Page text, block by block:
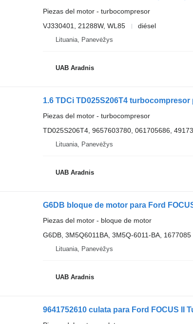
Piezas del motor - turbocompresor
VJ330401, 21288W, WL85
diésel
Lituania, Panevėžys
UAB Aradnis
1.6 TDCi TD025S206T4
Piezas del motor - turbocompresor
TD025S206T4, 9657603780, 061705686,
Lituania, Panevėžys
UAB Aradnis
G6DB bloque de motor para Ford
Piezas del motor - bloque de motor
G6DB, 3M5Q6011BA, 3M5Q-6011-BA, 1677085
Lituania, Panevėžys
UAB Aradnis
9641752610 culata para Ford FOCUS II